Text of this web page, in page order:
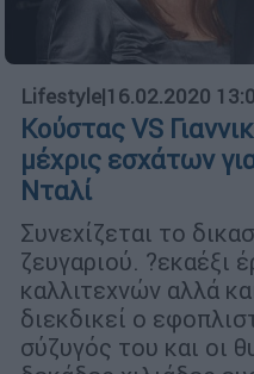
Lifestyle|16.02.2020
Κούστας VS
μέχρις εσχάτων
Νταλί
Συνεχίζεται το
ζευγαριού. ?εκαέξι
καλλιτεχνών αλλά
διεκδικεί ο
σύζυγός του και οι